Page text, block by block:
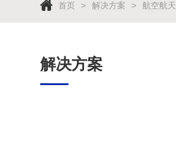
首页 解决方案 航空航天
解决方案